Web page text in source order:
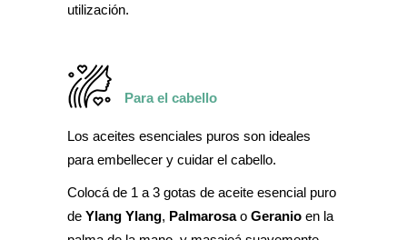
utilización.
Para el cabello
Los aceites esenciales puros son ideales
para embellecer y cuidar el cabello.
Colocá de 1 a 3 gotas de aceite esencial puro
de Ylang Ylang, Palmarosao Geranio en la